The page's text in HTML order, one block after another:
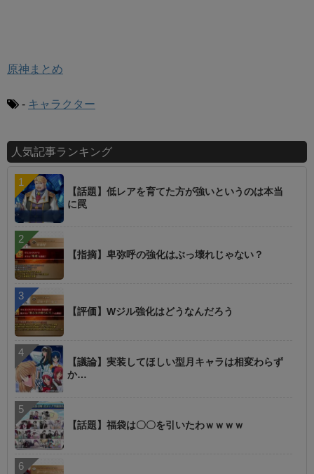
原神まとめ
- キャラクター
人気記事ランキング
【話題】低レアを育てた方が強いというのは本当
に罠
【指摘】卑弥呼の強化はぶっ壊れじゃない？
【評価】Wジル強化はどうなんだろう
【議論】実装してほしい型月キャラは相変わらず
か…
【話題】福袋は〇〇を引いたわｗｗｗｗ